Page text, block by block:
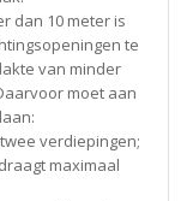
dan 10 meter is
te
van minder
moet aan
verdiepingen;
maximaal